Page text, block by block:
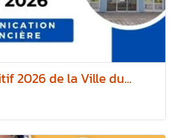
2026 de la Ville du...